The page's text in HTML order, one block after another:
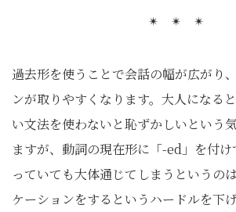
✴︎ ✴︎ ✴︎
過去形を使うことで会話の幅が広がり
ンが取りやすくなります。大人になる
い文法を使わないと恥ずかしいという
ますが、動詞の現在形に「-ed」を付
っていても大体通じてしまうというの
ケーションをするというハードルを下